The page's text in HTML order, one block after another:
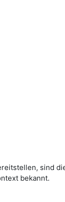
sind
bekannt.